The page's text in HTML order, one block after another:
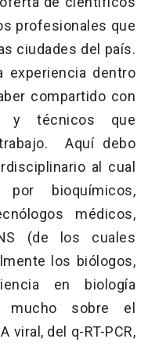
profesionales que
ciudades del país.
experiencia dentro
compartido con
y técnicos que
Aquí debo
al cual
bioquímicos,
médicos,
(de los cuales
los biólogos,
en biología
mucho sobre el
viral, del q-RT-PCR,